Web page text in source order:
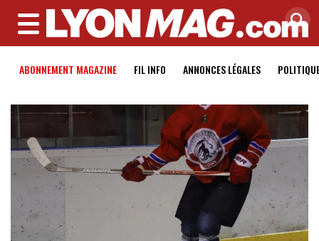
MENU
ABONNEMENT MAGAZINE FIL INFO ANNONCES LÉGALES